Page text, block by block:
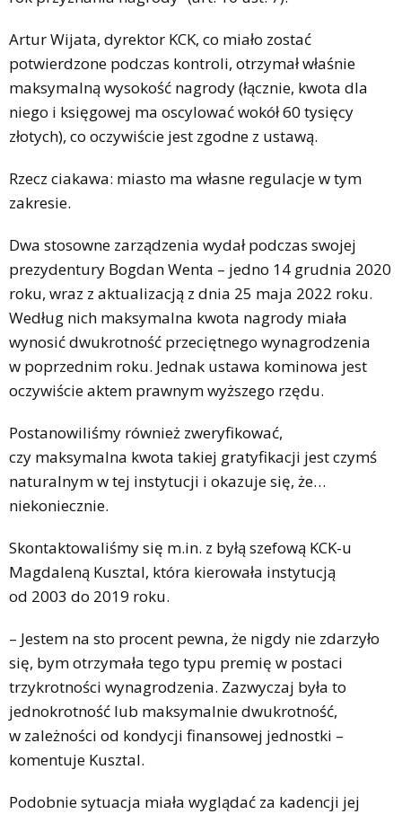
Artur Wijata, dyrektor KCK, co miało zostać
potwierdzone podczas kontroli, otrzymał właśnie
maksymalną wysokość nagrody (łącznie, kwota dla
niego i księgowej ma oscylować wokół 60 tysięcy
złotych), co oczywiście jest zgodne z ustawą.
Rzecz ciakawa: miasto ma własne regulacje w tym
zakresie.
Dwa stosowne zarządzenia wydał podczas swojej
prezydentury Bogdan Wenta – jedno 14 grudnia 2020
roku, wraz z aktualizacją z dnia 25 maja 2022 roku.
Według nich maksymalna kwota nagrody miała
wynosić dwukrotność przeciętnego wynagrodzenia
w poprzednim roku. Jednak ustawa kominowa jest
oczywiście aktem prawnym wyższego rzędu.
Postanowiliśmy również zweryfikować,
czy maksymalna kwota takiej gratyfikacji jest czymś
naturalnym w tej instytucji i okazuje się, że…
niekoniecznie.
Skontaktowaliśmy się m.in. z byłą szefową KCK-u
Magdaleną Kusztal, która kierowała instytucją
od 2003 do 2019 roku.
– Jestem na sto procent pewna, że nigdy nie zdarzyło
się, bym otrzymała tego typu premię w postaci
trzykrotności wynagrodzenia. Zazwyczaj była to
jednokrotność lub maksymalnie dwukrotność,
w zależności od kondycji finansowej jednostki –
komentuje Kusztal.
Podobnie sytuacja miała wyglądać za kadencji jej